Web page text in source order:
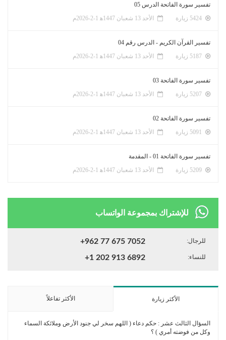
تفسير سورة الفاتحة الدرس 05
الأحد 13 شعبان 1447ﻫ 1-2-2026م
تفسير القرآن الكريم - الدرس رقم 04
الأحد 13 شعبان 1447ﻫ 1-2-2026م
تفسير سورة الفاتحة 03
الأحد 13 شعبان 1447ﻫ 1-2-2026م
تفسير سورة الفاتحة 02
الأحد 13 شعبان 1447ﻫ 1-2-2026م
تفسير سورة الفاتحة 01 - المقدمة
الأحد 13 شعبان 1447ﻫ 1-2-2026م
للإشتراك بمجموعة الواتساب
للرجال: +962 77 675 7052
للنساء: +1 202 913 6892
الأكثر زيارة الأكثر تفاعلاً
السؤال الثالث عشر : حكم دعاء ( اللهم سخر لي جنود الأرض وملائكة السماء
وكل من فوضته أمري ) ؟